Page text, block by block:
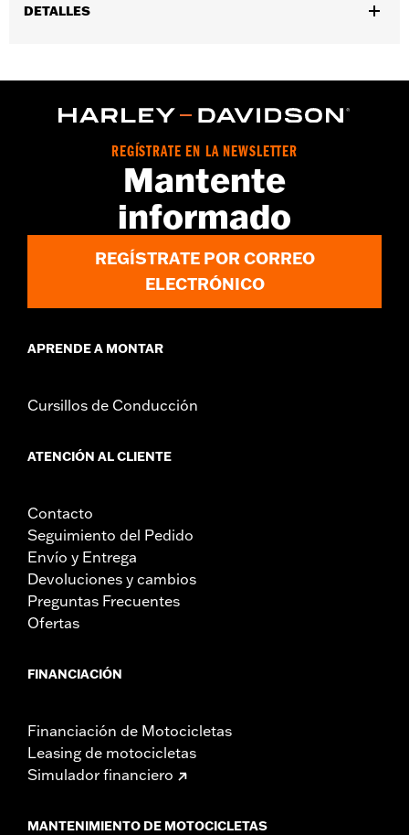
DETALLES
Contenido del embalaje:Sólo varilla delantera de anclaje del
,,,,,,,,,,,,,,,,,,,,,,,,,,,,,,,,,,,,,,,,,,,,,,,,,,,,,,,,,,,,,,,,,,,
REGÍSTRATE EN LA NEWSLETTER
Mantente
informado
REGÍSTRATE POR CORREO
ELECTRÓNICO
APRENDE A MONTAR
Cursillos de Conducción
ATENCIÓN AL CLIENTE
Contacto
Seguimiento del Pedido
Envío y Entrega
Devoluciones y cambios
Preguntas Frecuentes
Ofertas
FINANCIACIÓN
Financiación de Motocicletas
Leasing de motocicletas
Simulador financiero
MANTENIMIENTO DE MOTOCICLETAS